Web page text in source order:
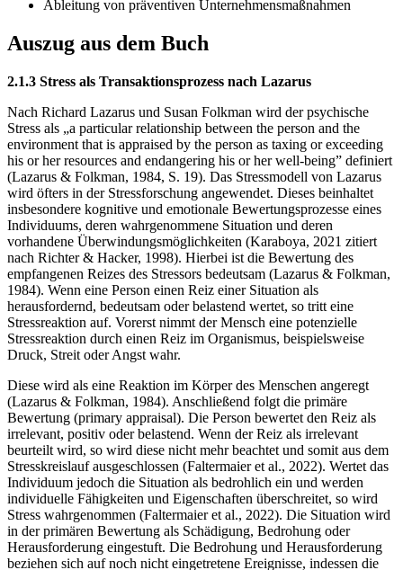
Ableitung von präventiven Unternehmensmaßnahmen
Auszug aus dem Buch
2.1.3 Stress als Transaktionsprozess nach Lazarus
Nach Richard Lazarus und Susan Folkman wird der psychische
Stress als „a particular relationship between the person and the
environment that is appraised by the person as taxing or exceeding
his or her resources and endangering his or her well-being” definiert
(Lazarus & Folkman, 1984, S. 19). Das Stressmodell von Lazarus
wird öfters in der Stressforschung angewendet. Dieses beinhaltet
insbesondere kognitive und emotionale Bewertungsprozesse eines
Individuums, deren wahrgenommene Situation und deren
vorhandene Überwindungsmöglichkeiten (Karaboya, 2021 zitiert
nach Richter & Hacker, 1998). Hierbei ist die Bewertung des
empfangenen Reizes des Stressors bedeutsam (Lazarus & Folkman,
1984). Wenn eine Person einen Reiz einer Situation als
herausfordernd, bedeutsam oder belastend wertet, so tritt eine
Stressreaktion auf. Vorerst nimmt der Mensch eine potenzielle
Stressreaktion durch einen Reiz im Organismus, beispielsweise
Druck, Streit oder Angst wahr.
Diese wird als eine Reaktion im Körper des Menschen angeregt
(Lazarus & Folkman, 1984). Anschließend folgt die primäre
Bewertung (primary appraisal). Die Person bewertet den Reiz als
irrelevant, positiv oder belastend. Wenn der Reiz als irrelevant
beurteilt wird, so wird diese nicht mehr beachtet und somit aus dem
Stresskreislauf ausgeschlossen (Faltermaier et al., 2022). Wertet das
Individuum jedoch die Situation als bedrohlich ein und werden
individuelle Fähigkeiten und Eigenschaften überschreitet, so wird
Stress wahrgenommen (Faltermaier et al., 2022). Die Situation wird
in der primären Bewertung als Schädigung, Bedrohung oder
Herausforderung eingestuft. Die Bedrohung und Herausforderung
beziehen sich auf noch nicht eingetretene Ereignisse, indessen die